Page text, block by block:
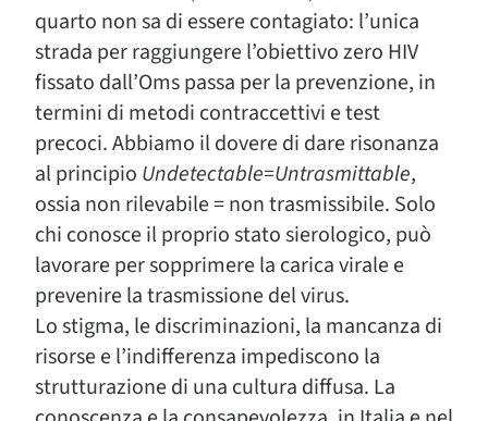
quarto non sa di essere contagiato: l’unica
strada per raggiungere l’obiettivo zero HIV
fissato dall’Oms passa per la prevenzione, in
termini di metodi contraccettivi e test
precoci. Abbiamo il dovere di dare risonanza
al principio Undetectable=Untrasmittable,
ossia non rilevabile = non trasmissibile. Solo
chi conosce il proprio stato sierologico, può
lavorare per sopprimere la carica virale e
prevenire la trasmissione del virus.
Lo stigma, le discriminazioni, la mancanza di
risorse e l’indifferenza impediscono la
strutturazione di una cultura diffusa. La